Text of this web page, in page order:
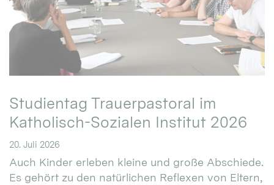
Studientag Trauerpastoral im
Katholisch-Sozialen Institut 2026
20. Juli 2026
Auch Kinder erleben kleine und große Abschiede.
Es gehört zu den natürlichen Reflexen von Eltern,